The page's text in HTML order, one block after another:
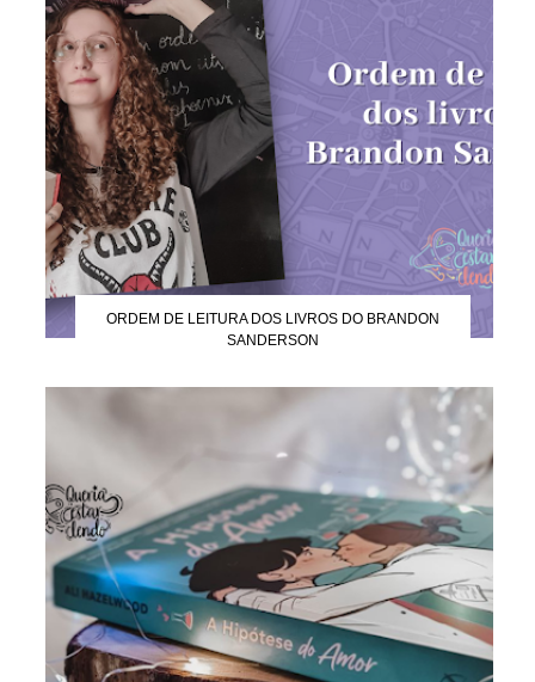
ORDEM DE LEITURA DOS LIVROS DO BRANDON
SANDERSON